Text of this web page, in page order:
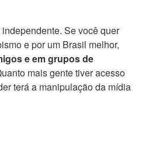
Se você quer
e por um Brasil melhor,
e em grupos de
mais gente tiver acesso
terá a manipulação da mídia